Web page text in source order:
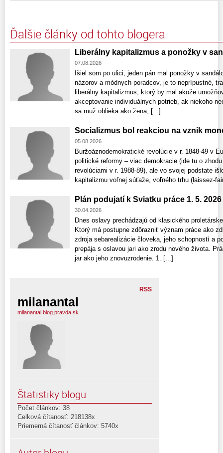
Ďalšie články od tohto blogera
Liberálny kapitalizmus a ponožky v
07.08.2026
Išiel som po ulici, jeden pán mal ponožky v
názorov a módnych poradcov, je to neprípustné,
liberálny kapitalizmus, ktorý by mal akože
akceptovanie individuálnych potrieb, ak niekoho
sa muž oblieka ako žena, [...]
Socializmus bol reakciou na vznik
05.08.2026
Buržoáznodemokratické revolúcie v r. 1848-49 v
politické reformy – viac demokracie (ide tu o
revolúciami v r. 1988-89), ale vo svojej podstate
kapitalizmu voľnej súťaže, voľného trhu (laissez-
Plán podujatí k Sviatku práce 1. 5.
30.04.2026
Dnes oslavy prechádzajú od klasického
Ktorý má postupne zdôrazniť význam práce ako
zdroja sebarealizácie človeka, jeho schopností a
prepája s oslavou jari ako zrodu nového života.
jar ako jeho znovuzrodenie. 1. [...]
RSS
milanantal
milanantal.blog.pravda.sk
Štatistiky blogu
Počet článkov: 38
Celková čítanosť: 218138x
Priemerná čítanosť článkov: 5740x